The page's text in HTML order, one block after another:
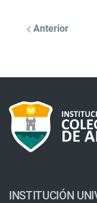
Anterior
INSTITUCIÓN